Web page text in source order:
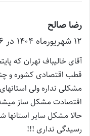
رضا صالح
ف
ت
:
۱۲ شهریور‌ماه ۱۴۰۴ در ۶:۴۶ ب.ظ
آقای خالیباف تهران که
قطب اقتصادی کشوره و
مشکلی نداره ولی
اقتصادت مشکل ساز
حالا مشکل سایر
رسیدگی نداری !!!